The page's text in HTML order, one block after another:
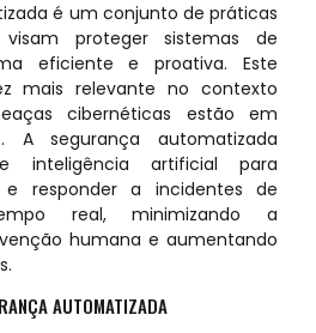
é um conjunto de práticas
proteger sistemas de
eficiente e proativa. Este
mais relevante no contexto
cibernéticas estão em
A segurança automatizada
inteligência artificial para
responder a incidentes de
real, minimizando a
humana e aumentando
AUTOMATIZADA